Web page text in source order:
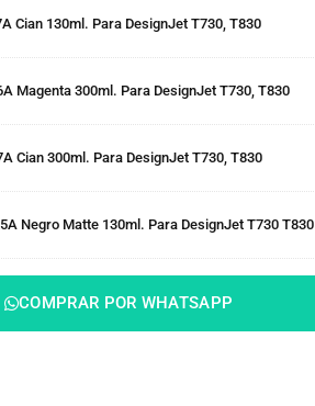
Cian 130ml. Para DesignJet T730, T830
Magenta 300ml. Para DesignJet T730, T830
Cian 300ml. Para DesignJet T730, T830
Negro Matte 130ml. Para DesignJet T730 T830
COMPRAR POR WHATSAPP